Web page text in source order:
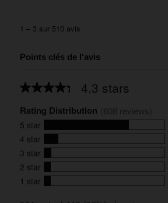
Points clés de l'avis
4.3 stars
Average
for
this
product:
4.3
out
of
5
stars
Rating Distribution
5 star
427
reviews
with
5
star
rating.
4 star
73
reviews
with
4
3 star
37
reviews
with
2 star
35
reviews
1 star
36